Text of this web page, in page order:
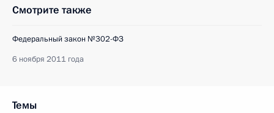
Смотрите также
Федеральный закон №302-ФЗ
6 ноября 2011 года
Темы